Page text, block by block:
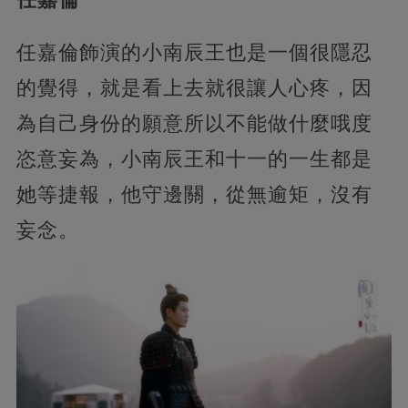
任嘉倫飾演的小南辰王也是一個很隱忍
的覺得，就是看上去就很讓人心疼，因
為自己身份的願意所以不能做什麼哦度
恣意妄為，小南辰王和十一的一生都是
她等捷報，他守邊關，從無逾矩， 沒有
妄念。